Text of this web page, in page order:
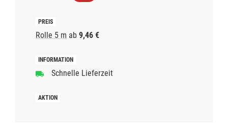
Rolle 5 m ab 9,46 €
Schnelle Lieferzeit